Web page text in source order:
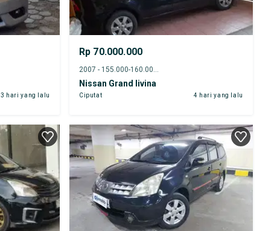
3 hari yang lalu
Rp 70.000.000
2007 - 155.000-160.000 km
Nissan Grand livina
Ciputat 4 hari yang lalu